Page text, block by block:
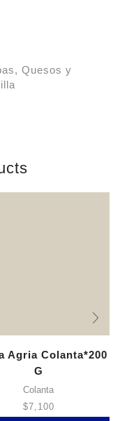
Quesos y
Agria Colanta*200
G
Colanta
$7,100